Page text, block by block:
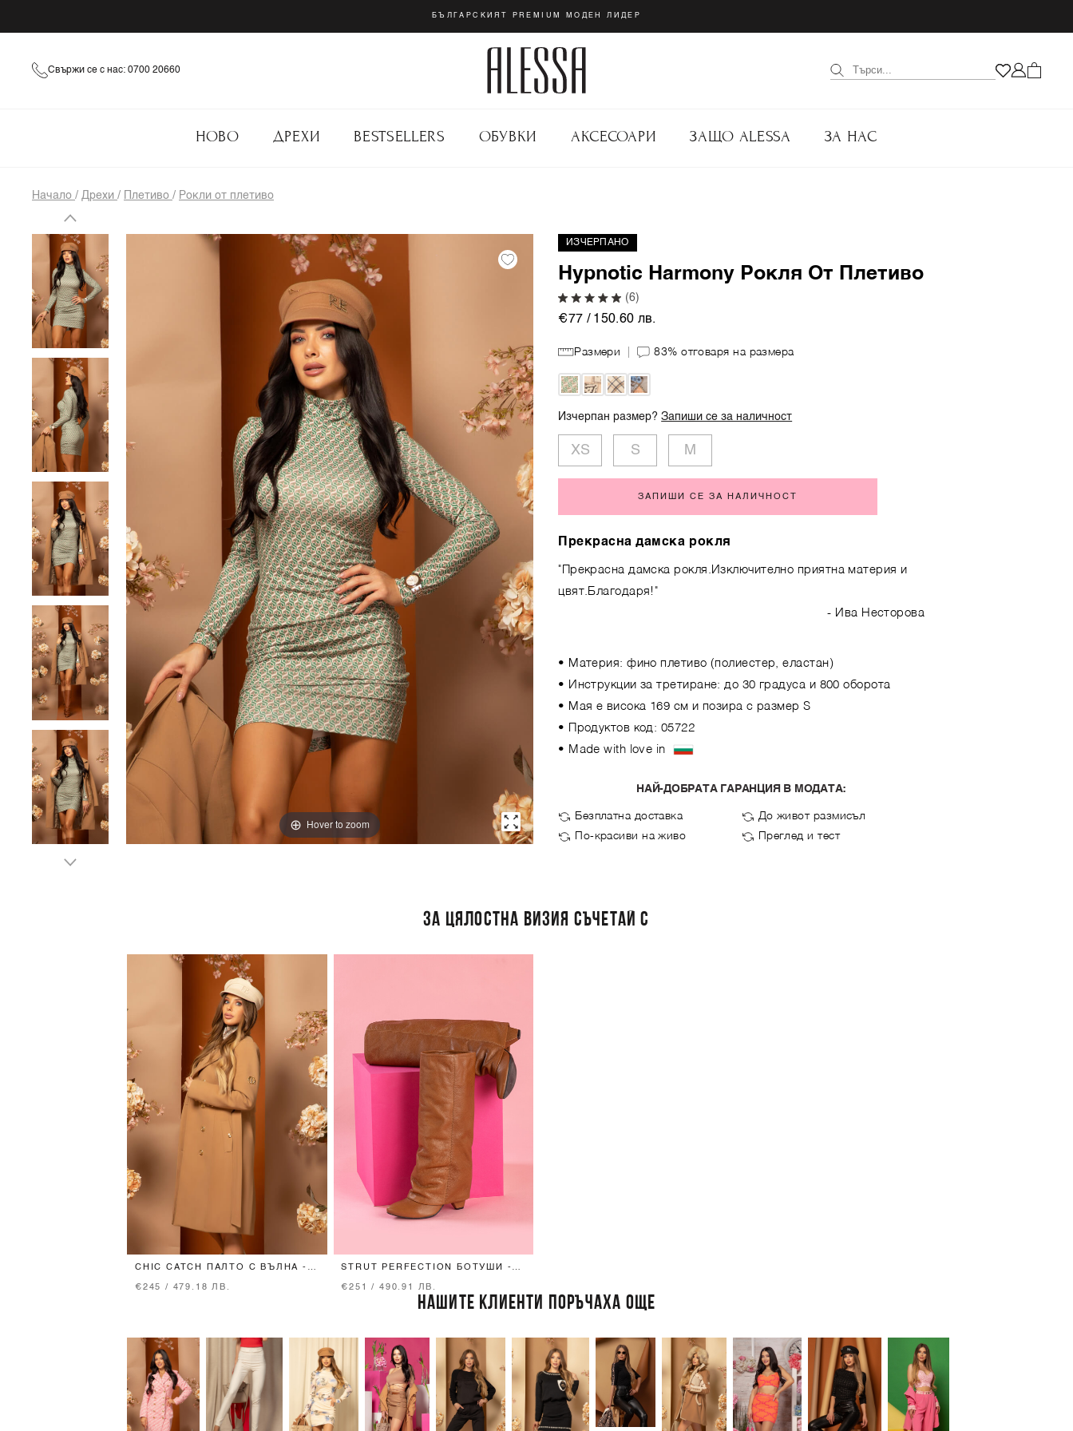
БЪЛГАРСКИЯТ PREMIUM МОДЕН ЛИДЕР
Свържи се с нас: 0700 20660
НОВО ДРЕХИ BESTSELLERS ОБУВКИ АКСЕСОАРИ ЗАЩО ALESSA ЗА НАС
Начало / Дрехи / Плетиво / Рокли от плетиво
Hover to zoom
ИЗЧЕРПАНО
Hypnotic Harmony Рокля От Плетиво
(6)
€77 / 150.60 лв.
Размери 83%отговаря на размера
Изчерпан размер?Запиши се за наличност
XS S M
ЗАПИШИ СЕ ЗА НАЛИЧНОСТ
Прекрасна дамска рокля
"Прекрасна дамска рокля.Изключително приятна материя и
цвят.Благодаря!"
- Ива Нестoрова
• Материя: фино плетиво (полиестер, еластан)
• Инструкции за третиране: до 30 градуса и 800 оборота
• Мая е висока 169 см и позира с размер S
• Продуктов код: 05722
• Made with love in
НАЙ-ДОБРАТА ГАРАНЦИЯ В МОДАТА:
Безплатна доставка
До живот размисъл
По-красиви на живо
Преглед и тест
ЗА ЦЯЛОСТНА ВИЗИЯ СЪЧЕТАЙ С
CHIC CATCH ПАЛТО С ВЪЛНА -
€245 / 479.18 ЛВ.
STRUT PERFECTION БОТУШИ -
€251 / 490.91 ЛВ.
НАШИТЕ КЛИЕНТИ ПОРЪЧАХА ОЩЕ